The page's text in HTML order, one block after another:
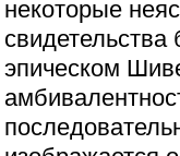
некоторые
свидетельства
эпическом